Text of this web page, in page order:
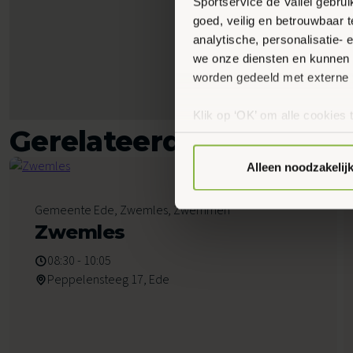
goed, veilig en betrouwbaar
analytische, personalisatie-
we onze diensten en
worden gedeeld met externe
Klik op ‘OK’ om alle
Alleen
Gerelateerde
Augustus 2026
Gemeente Ede, Zwemles, Zwemmen
Zwemles
08:30 - 10:05
Peppelensteeg 17, Ede